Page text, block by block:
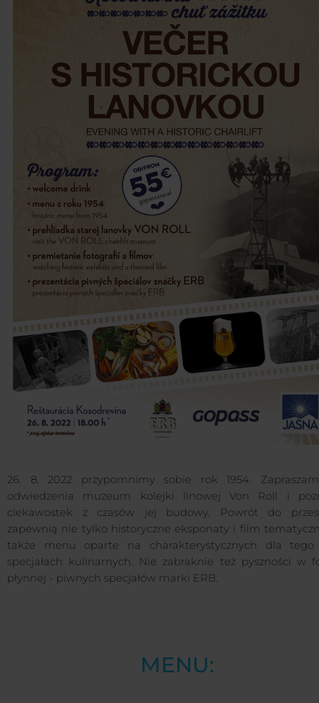
26. 8. 2022 przypomnimy sobie rok 1954.
odwiedzenia muzeum kolejki linowej Von Roll i
ciekawostek z czasów jej budowy. Powrót do
zapewnią nie tylko historyczne eksponaty i film
także menu oparte na charakterystycznych dla
specjałach kulinarnych. Nie zabraknie też pyszności w
płynnej - piwnych specjałów marki ERB.
MENU: